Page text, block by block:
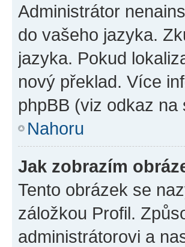
Administrátor
do vašeho jazyka.
jazyka. Pokud
nový překlad. Více
phpBB (viz odkaz
Nahoru
Jak zobrazím
Tento obrázek se
záložkou Profil.
administrátorovi a